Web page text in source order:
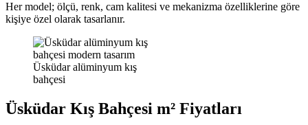
Her model; ölçü, renk, cam kalitesi ve mekanizma özelliklerine göre
kişiye özel olarak tasarlanır.
Üsküdar alüminyum kış
bahçesi
Üsküdar Kış Bahçesi m² Fiyatları